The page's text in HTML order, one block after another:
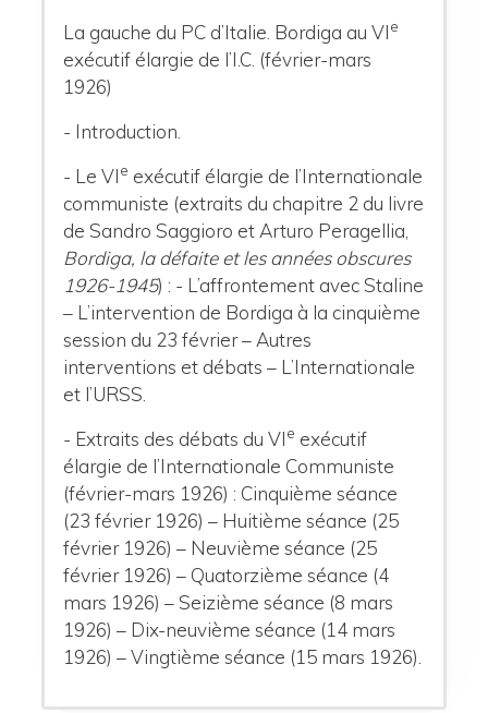
La gauche du PC d’Italie. Bordiga au VIe
exécutif élargie de l’I.C. (février-mars
1926)
- Introduction.
- Le VIe exécutif élargie de l’Internationale
communiste (extraits du chapitre 2 du livre
de Sandro Saggioro et Arturo Peragellia,
Bordiga, la défaite et les années obscures
1926-1945) : - L’affrontement avec Staline
– L’intervention de Bordiga à la cinquième
session du 23 février – Autres
interventions et débats – L’Internationale
et l’URSS.
- Extraits des débats du VIe exécutif
élargie de l’Internationale Communiste
(février-mars 1926) : Cinquième séance
(23 février 1926) – Huitième séance (25
février 1926) – Neuvième séance (25
février 1926) – Quatorzième séance (4
mars 1926) – Seizième séance (8 mars
1926) – Dix-neuvième séance (14 mars
1926) – Vingtième séance (15 mars 1926).